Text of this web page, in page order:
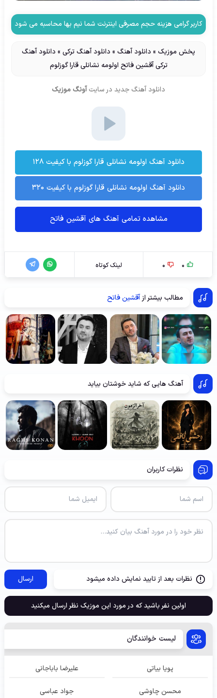
کاربر گرامی هزینه حجم مصرفی اینترنت شما نیم بها محاسبه می شود
پخش موزیک » دانلود آهنگ » دانلود آهنگ ترکی » دانلود آهنگ
ترکی آقشین فاتح اولومه نشانلی قارا گوزلوم
دانلود آهنگ جدید در سایت آونگ موزیک
دانلود آهنگ اولومه نشانلی قارا گوزلوم با کیفیت ۱۲۸
دانلود آهنگ اولومه نشانلی قارا گوزلوم با کیفیت ۳۲۰
مشاهده تمامی آهنگ های آقشین فاتح
0
0 لینک کوتاه
مطالب بیشتر از آقشین فاتح
آهنگ هایی که شاید خوشتان بیاید
نظرات کاربران
نظرات بعد از تایید نمایش داده میشود ارسال
اولین نفر باشید که در مورد این موزیک نظر ارسال میکنید
لیست خوانندگان
پویا بیاتی علیرضا باباجانی
محسن چاوشی جواد عباسی